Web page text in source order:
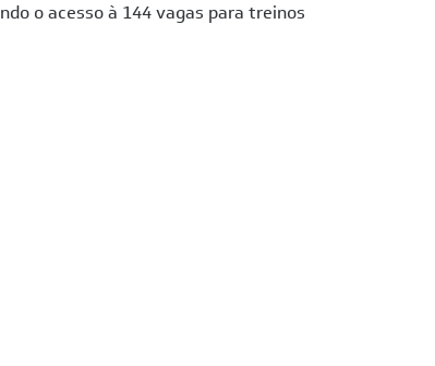
o acesso à 144 vagas para treinos